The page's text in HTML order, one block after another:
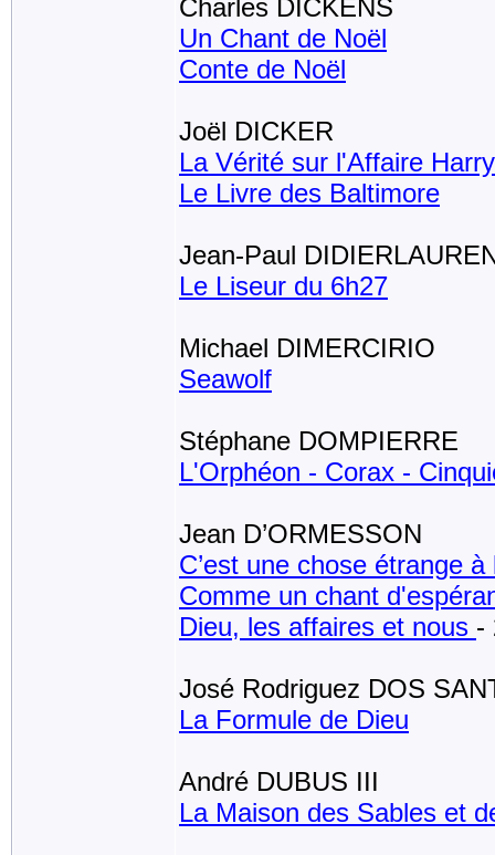
Charles DICKENS
Un Chant de Noël
Conte de Noël
Joël DICKER
La Vérité sur l'Affaire
Le Livre des Baltimore
Jean-Paul
Le Liseur du 6h27
Michael DIMERCIRIO
Seawolf
Stéphane DOMPIERRE
L'Orphéon - Corax -
Jean D’ORMESSON
C’est une chose étrange
Comme un chant
Dieu, les affaires et nous -
José Rodriguez DOS
La Formule de Dieu
André DUBUS III
La Maison des Sables et